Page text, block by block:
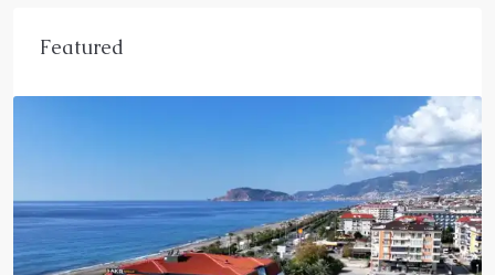
Featured